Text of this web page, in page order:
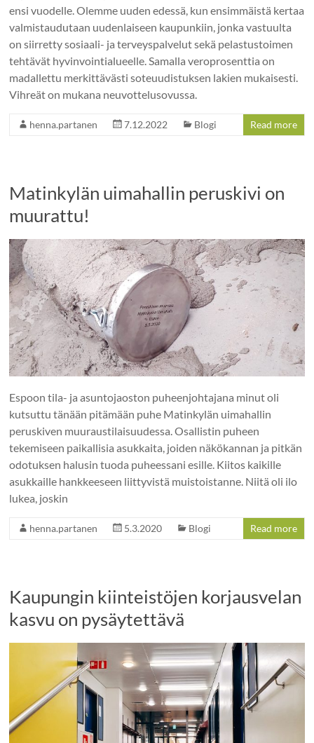
ensi vuodelle. Olemme uuden edessä, kun ensimmäistä kertaa
valmistaudutaan uudenlaiseen kaupunkiin, jonka vastuulta
on siirretty sosiaali- ja terveyspalvelut sekä pelastustoimen
tehtävät hyvinvointialueelle. Samalla veroprosenttia on
madallettu merkittävästi soteuudistuksen lakien mukaisesti.
Vihreät on mukana neuvottelusovussa.
henna.partanen 7.12.2022 Blogi Read more
Matinkylän uimahallin peruskivi on
muurattu!
Espoon tila- ja asuntojaoston puheenjohtajana minut oli
kutsuttu tänään pitämään puhe Matinkylän uimahallin
peruskiven muuraustilaisuudessa. Osallistin puheen
tekemiseen paikallisia asukkaita, joiden näkökannan ja pitkän
odotuksen halusin tuoda puheessani esille. Kiitos kaikille
asukkaille hankkeeseen liittyvistä muistoistanne. Niitä oli ilo
lukea, joskin
henna.partanen 5.3.2020 Blogi Read more
Kaupungin kiinteistöjen korjausvelan
kasvu on pysäytettävä